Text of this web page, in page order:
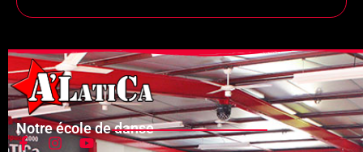
Notre école de danse